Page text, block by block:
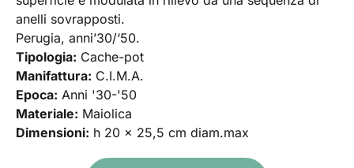
anelli sovrapposti.
Perugia, anni’30/‘50.
Tipologia: Cache-pot
Manifattura: C.I.M.A.
Epoca: Anni '30-'50
Materiale: Maiolica
Dimensioni: h 20 x 25,5 cm diam.max